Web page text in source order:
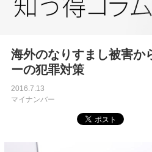
海外のなりすまし被害か
ーの犯罪対策
2016.7.13
マイナンバー